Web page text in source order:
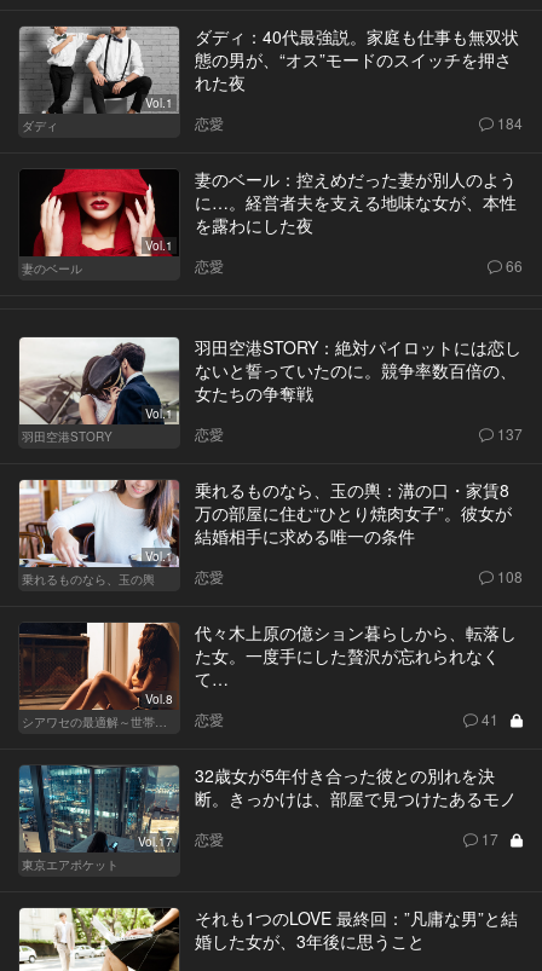
Vol.1
ダディ
ダディ：40代最強説。家庭も仕事も無双状
態の男が、“オス”モードのスイッチを押さ
れた夜
恋愛 184
Vol.1
妻のベール
妻のベール：控えめだった妻が別人のよう
に…。経営者夫を支える地味な女が、本性
を露わにした夜
恋愛 66
Vol.1
羽田空港STORY
羽田空港STORY：絶対パイロットには恋し
ないと誓っていたのに。競争率数百倍の、
女たちの争奪戦
恋愛 137
Vol.1
乗れるものなら、玉の輿
乗れるものなら、玉の輿：溝の口・家賃8
万の部屋に住む“ひとり焼肉女子”。彼女が
結婚相手に求める唯一の条件
恋愛 108
Vol.8
シアワセの最適解～世帯年収3,600万の夫婦～
代々木上原の億ション暮らしから、転落し
た女。一度手にした贅沢が忘れられなく
て…
恋愛 41
Vol.17
東京エアポケット
32歳女が5年付き合った彼との別れを決
断。きっかけは、部屋で見つけたあるモノ
恋愛 17
それも1つのLOVE 最終回：”凡庸な男”と結
婚した女が、3年後に思うこと